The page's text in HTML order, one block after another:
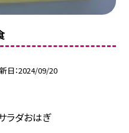
日 2024/09/20
ラダおはぎ